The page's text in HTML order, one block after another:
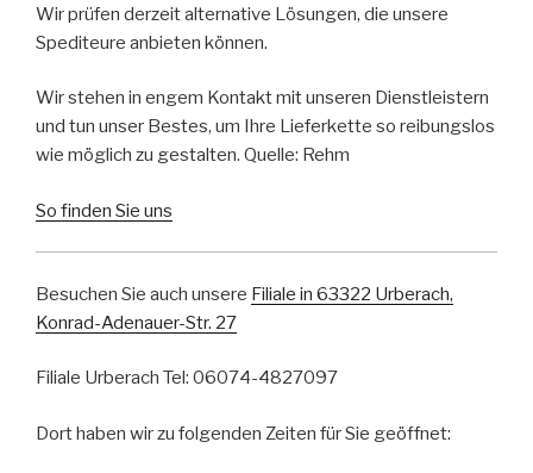
Wir prüfen derzeit alternative Lösungen, die unsere
Spediteure anbieten können.
Wir stehen in engem Kontakt mit unseren Dienstleistern
und tun unser Bestes, um Ihre Lieferkette so reibungslos
wie möglich zu gestalten. Quelle: Rehm
So finden Sie uns
Besuchen Sie auch unsere Filiale in 63322 Urberach,
Konrad-Adenauer-Str. 27
Filiale Urberach Tel: 06074-4827097
Dort haben wir zu folgenden Zeiten für Sie geöffnet: